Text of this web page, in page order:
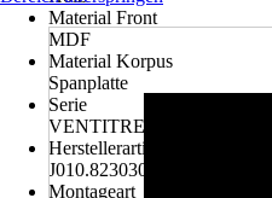
Material Front
MDF
Material Korpus
Spanplatte
Serie
VENTITRE
Herstellerartikelnummer
J010.823030
Montageart